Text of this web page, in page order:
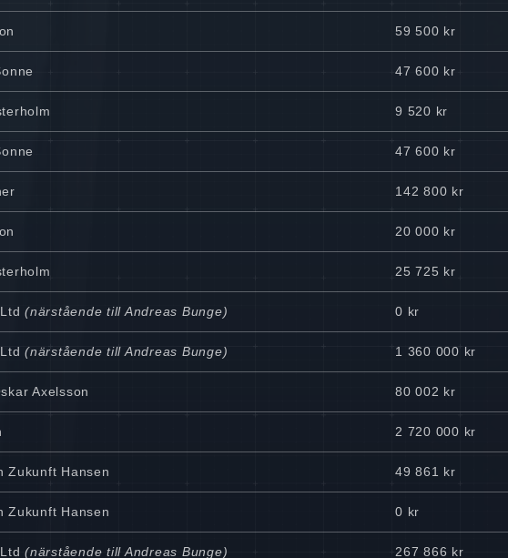
59 500 kr
47 600 kr
9 520 kr
47 600 kr
142 800 kr
20 000 kr
25 725 kr
(närstående till Andreas Bunge) 0 kr
(närstående till Andreas Bunge) 1 360 000 kr
Axelsson 80 002 kr
2 720 000 kr
Zukunft Hansen 49 861 kr
Zukunft Hansen 0 kr
(närstående till Andreas Bunge) 267 866 kr